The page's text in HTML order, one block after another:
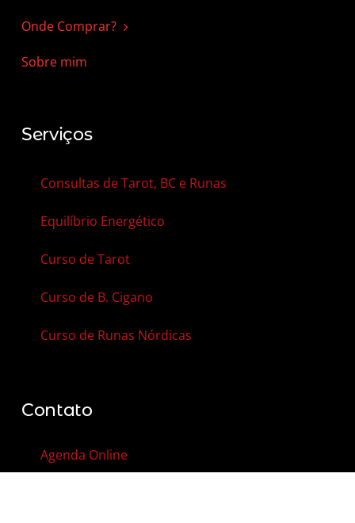
Onde Comprar?
Sobre mim
Serviços
Consultas de Tarot, BC e Runas
Equilíbrio Energético
Curso de Tarot
Curso de B. Cigano
Curso de Runas Nórdicas
Contato
Agenda Online